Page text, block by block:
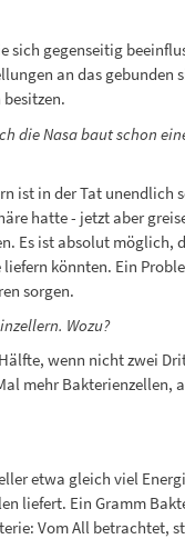
sich gegenseitig
an das
die Nasa baut schon
ist in der Tat
hatte - jetzt aber
Es ist absolut
könnten. Ein
sorgen.
Wozu?
wenn nicht zwei
mehr
etwa gleich viel
liefert. Ein Gramm
Vom All betrachtet,